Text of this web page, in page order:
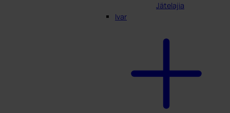
Jätelajia
Ivar